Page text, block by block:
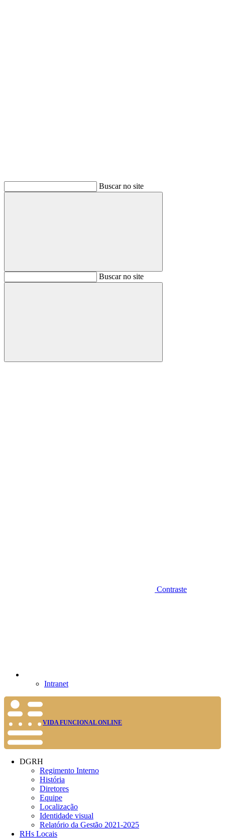
Buscar no site
BuscarBuscar no site
Buscar
Contraste
Intranet
VIDA FUNCIONAL ONLINE
DGRH
Regimento Interno
História
Diretores
Equipe
Localização
Identidade visual
Relatório da Gestão 2021-2025
RHs Locais